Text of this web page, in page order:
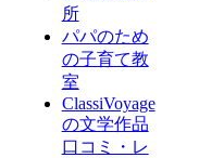
所
パパのため
の子育て教
室
ClassiVoyage
の文学作品
口コミ・レ